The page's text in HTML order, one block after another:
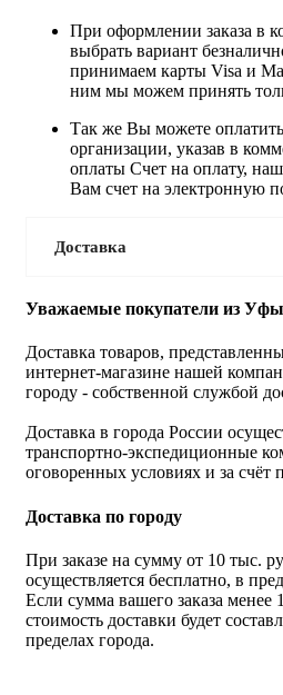
При оформлении заказа в
выбрать вариант
принимаем карты Visa и
ним мы можем принять
Так же Вы можете оплатить
организации, указав в
оплаты Счет на оплату,
Вам счет на электронную
Доставка
Уважаемые покупатели из Уфы
Доставка товаров,
интернет-магазине нашей
городу - собственной службой
Доставка в города России
транспортно-экспедиционные
оговоренных условиях и за счёт
Доставка по городу
При заказе на сумму от 10 тыс.
осуществляется бесплатно, в
Если сумма вашего заказа менее
стоимость доставки будет
пределах города.